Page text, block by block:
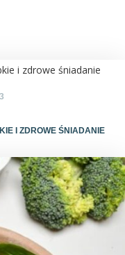
I ZDROWE ŚNIADANIE